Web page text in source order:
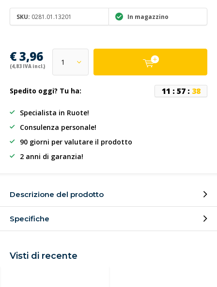
SKU: 0281.01.13201 In magazzino
€ 3,96
(4,83 IVA incl.)
Spedito oggi? Tu ha: 11 : 57: 38
Specialista in Ruote!
Consulenza personale!
90 giorni per valutare il prodotto
2 anni di garanzia!
Descrizione del prodotto
Specifiche
Visti di recente